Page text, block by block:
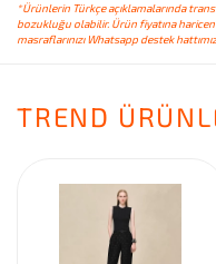
*Ürünlerin Türkçe açıklamalarında
bozukluğu olabilir. Ürün fiyatına
masraflarınızı Whatsapp destek
TREND